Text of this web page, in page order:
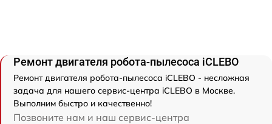
Ремонт двигателя робота-пылесоса iCLEBO
Ремонт двигателя робота-пылесоса iCLEBO - несложная
задача для нашего сервис-центра iCLEBO в Москве.
Выполним быстро и качественно!
Позвоните нам и наш сервис-центра